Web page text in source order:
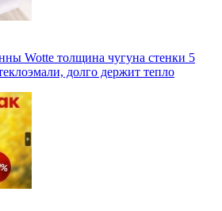
Wotte толщина чугуна стенки 5
долго держит тепло